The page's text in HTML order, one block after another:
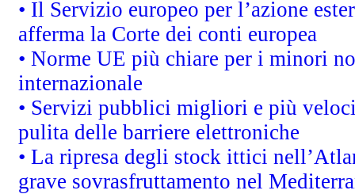
• Il Servizio europeo per l’azione
afferma la Corte dei conti europea
• Norme UE più chiare per i minori
internazionale
• Servizi pubblici migliori e più
pulita delle barriere elettroniche
• La ripresa degli stock ittici
grave sovrasfruttamento nel